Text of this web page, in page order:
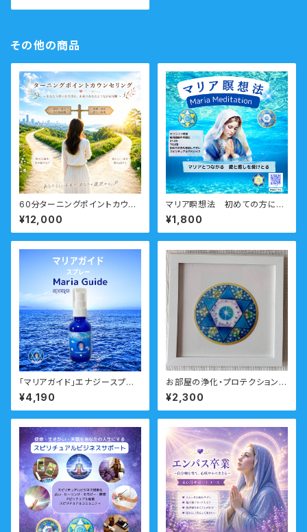
その他の商品
60分ターニングポイントカウン
セリング 人生の大切な転機を
ポジティブに生かす・転機のタイ
ミングに乗る
¥12,000
マリア瞑想法 初めての方にも
わかりやすい瞑想
¥1,800
「マリアガイド」エナジースプレ
ー ーマリアとつながる・ガイド
とつながるー 瞑想音声ガイド
付き ウォーターエッセンス
¥4,190
お部屋の浄化・プロテクション
「マリアヒーリングアート」【愛・L
ight】
¥2,300